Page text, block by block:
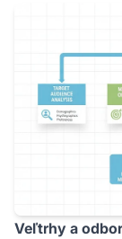
Veľtrhy a